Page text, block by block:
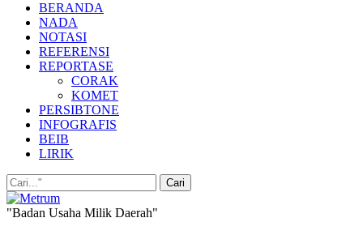
BERANDA
NADA
NOTASI
REFERENSI
REPORTASE
CORAK
KOMET
PERSIBTONE
INFOGRAFIS
BEIB
LIRIK
"Badan Usaha Milik Daerah"